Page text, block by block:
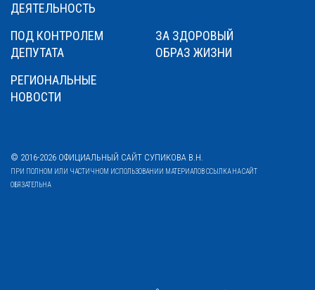
ДЕЯТЕЛЬНОСТЬ
ПОД КОНТРОЛЕМ
ДЕПУТАТА
ЗА ЗДОРОВЫЙ
ОБРАЗ ЖИЗНИ
РЕГИОНАЛЬНЫЕ
НОВОСТИ
© 2016-2026 ОФИЦИАЛЬНЫЙ САЙТ СУПИКОВА В.Н.
ПРИ ПОЛНОМ ИЛИ ЧАСТИЧНОМ ИСПОЛЬЗОВАНИИ МАТЕРИАЛОВ ССЫЛКА НА САЙТ
ОБЯЗАТЕЛЬНА